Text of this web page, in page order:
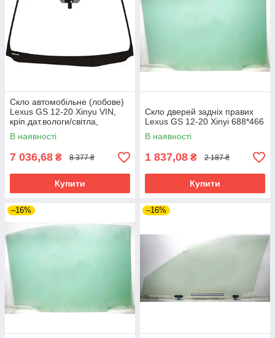
Скло автомобільне (лобове)
Lexus GS 12-20 Xinyu VIN,
кріп.дат.вологи/світла,
кріп.дзерк.
В наявності
7 036,68 ₴ 8 377 ₴
Купити
Скло дверей задніх правих
Lexus GS 12-20 Xinyi 688*466
В наявності
1 837,08 ₴ 2 187 ₴
Купити
–16% –16%